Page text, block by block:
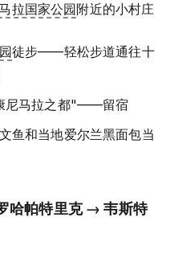
拉国家公园附近的小村庄
徒步——轻松步道通往十
尼马拉之都"——留宿
鱼和当地爱尔兰黑面包当
哈帕特里克 → 韦斯特